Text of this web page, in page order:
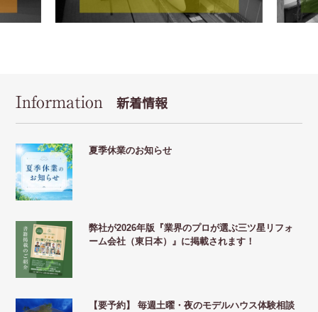
Information 新着情報
夏季休業のお知らせ
弊社が2026年版『業界のプロが選ぶ三ツ星リフォ
ーム会社（東日本）』に掲載されます！
【要予約】 毎週土曜・夜のモデルハウス体験相談